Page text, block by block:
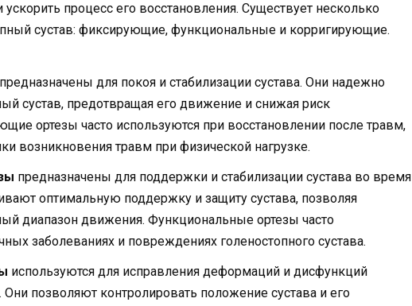
процесс его восстановления. Существует несколько
сустав: фиксирующие, функциональные и корригирующие.
предназначены для покоя и стабилизации сустава. Они надежно
сустав, предотвращая его движение и снижая риск
ортезы часто используются при восстановлении после травм,
возникновения травм при физической нагрузке.
предназначены для поддержки и стабилизации сустава во время
оптимальную поддержку и защиту сустава, позволяя
диапазон движения. Функциональные ортезы часто
заболеваниях и повреждениях голеностопного сустава.
используются для исправления деформаций и дисфункций
Они позволяют контролировать положение сустава и его